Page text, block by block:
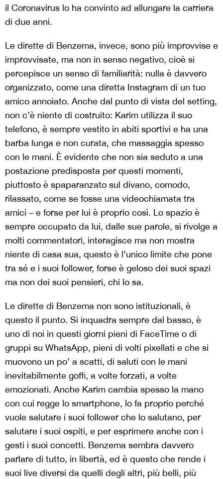
il Coronavirus lo ha convinto ad allungare la carriera
di due anni.
Le dirette di Benzema, invece, sono più improvvise e
improvvisate, ma non in senso negativo, cioè si
percepisce un senso di familiarità: nulla è davvero
organizzato, come una diretta Instagram di un tuo
amico annoiato. Anche dal punto di vista del setting,
non c’è niente di costruito: Karim utilizza il suo
telefono, è sempre vestito in abiti sportivi e ha una
barba lunga e non curata, che massaggia spesso
con le mani. È evidente che non sia seduto a una
postazione predisposta per questi momenti,
piuttosto è spaparanzato sul divano, comodo,
rilassato, come se fosse una videochiamata tra
amici – e forse per lui è proprio così. Lo spazio è
sempre occupato da lui, dalle sue parole, si rivolge a
molti commentatori, interagisce ma non mostra
niente di casa sua, questo è l’unico limite che pone
tra sé e i suoi follower, forse è geloso dei suoi spazi
ma non dei suoi pensieri, chi lo sa.
Le dirette di Benzema non sono istituzionali, è
questo il punto. Si inquadra sempre dal basso, è
uno di noi in questi giorni pieni di FaceTime o di
gruppi su WhatsApp, pieni di volti pixellati e che si
muovono un po’ a scatti, di saluti con le mani
inevitabilmente goffi, a volte forzati, a volte
emozionati. Anche Karim cambia spesso la mano
con cui regge lo smartphone, lo fa proprio perché
vuole salutare i suoi follower che lo salutano, per
salutare i suoi ospiti, e per esprimere anche con i
gesti i suoi concetti. Benzema sembra davvero
parlare di tutto, in libertà, ed è questo che rende i
suoi live diversi da quelli degli altri, più belli, più